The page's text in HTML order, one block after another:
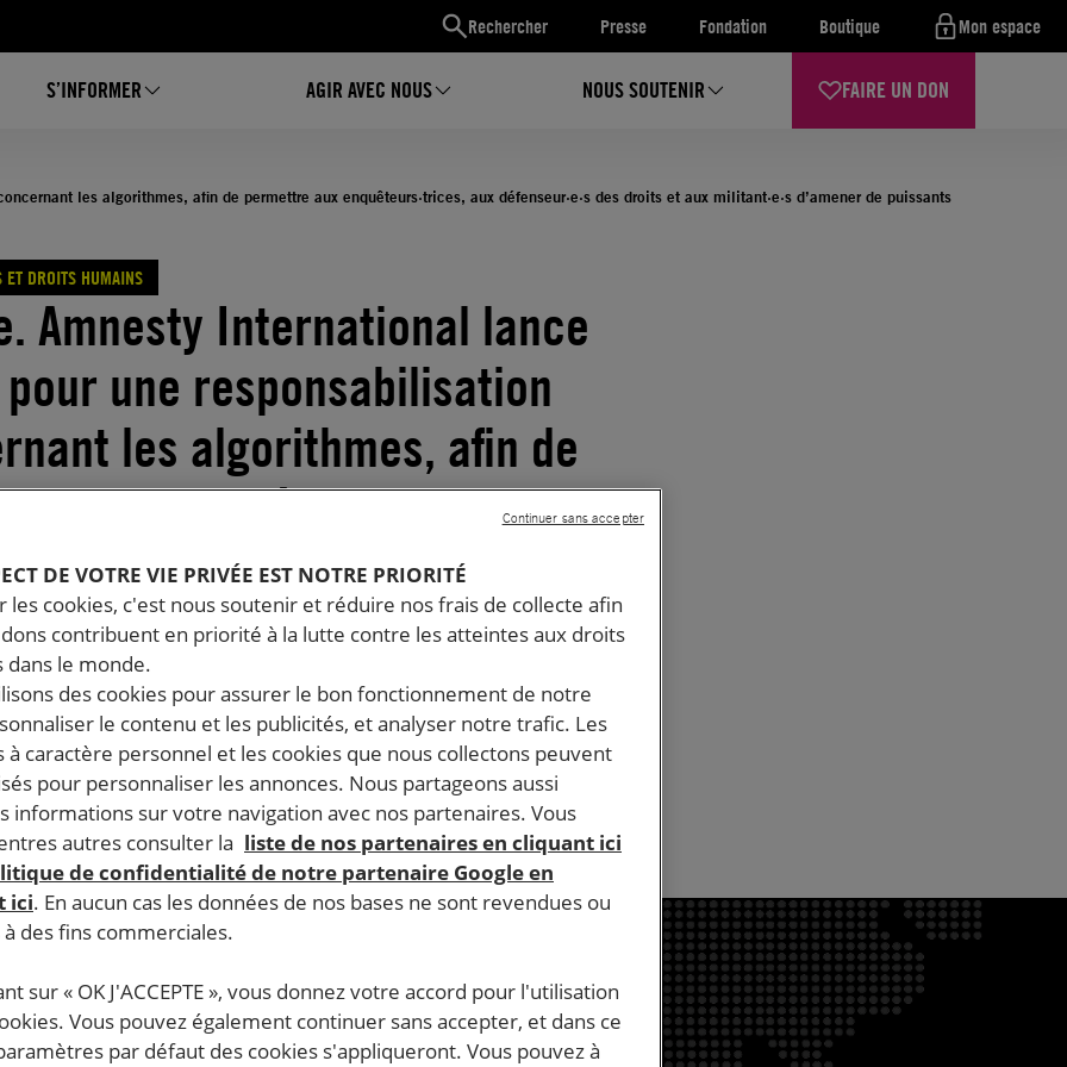
Rechercher Presse Fondation Boutique Mon espace
S’INFORMER AGIR AVEC NOUS NOUS SOUTENIR FAIRE UN DON
les algorithmes, afin de permettre aux enquêteurs·trices, aux défenseur·e·s des droits et aux militant·e·s d’amener de puissants
ET DROITS HUMAINS
Amnesty International lance
une responsabilisation
les algorithmes, afin de
aux enquêteurs·trices, aux
des droits et aux
d’amener de puissants
à rendre des comptes pour les
facilités par l’IA
Temps de lecture estimé : 6 minutes
DE VOTRE VIE PRIVÉE EST NOTRE PRIORITÉ
les cookies, c'est nous soutenir et réduire nos frais de collecte afin
contribuent en priorité à la lutte contre les atteintes aux droits
dans le monde.
des cookies pour assurer le bon fonctionnement de notre
le contenu et les publicités, et analyser notre trafic. Les
à caractère personnel et les cookies que nous collectons peuvent
pour personnaliser les annonces. Nous partageons aussi
informations sur votre navigation avec nos partenaires. Vous
autres consulter la liste de nos partenaires en cliquant ici
de confidentialité de notre partenaire Google en
ici. En aucun cas les données de nos bases ne sont revendues ou
des fins commerciales.
sur « OK J'ACCEPTE », vous donnez votre accord pour l'utilisation
Vous pouvez également continuer sans accepter, et dans ce
par défaut des cookies s'appliqueront. Vous pouvez à
Continuer sans accepter